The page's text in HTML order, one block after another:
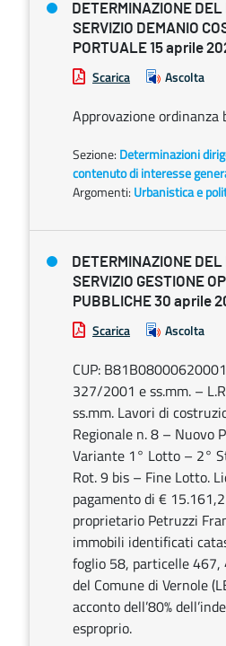
DETERMINAZIONE DEL
SERVIZIO DEMANIO
PORTUALE 15 aprile
Scarica Ascolta
Approvazione ordinanza
Sezione: Determinazioni
contenuto di interesse
Argomenti: Urbanistica e
DETERMINAZIONE DEL
SERVIZIO GESTIONE
PUBBLICHE 30 aprile
Scarica Ascolta
CUP: B81B08000620001
327/2001 e ss.mm. –
ss.mm. Lavori di
Regionale n. 8 – Nuovo
Variante 1° Lotto – 2°
Rot. 9 bis – Fine Lotto.
pagamento di €
proprietario Petruzzi
immobili identificati
foglio 58, particelle
del Comune di Vernole
acconto dell’80%
esproprio.